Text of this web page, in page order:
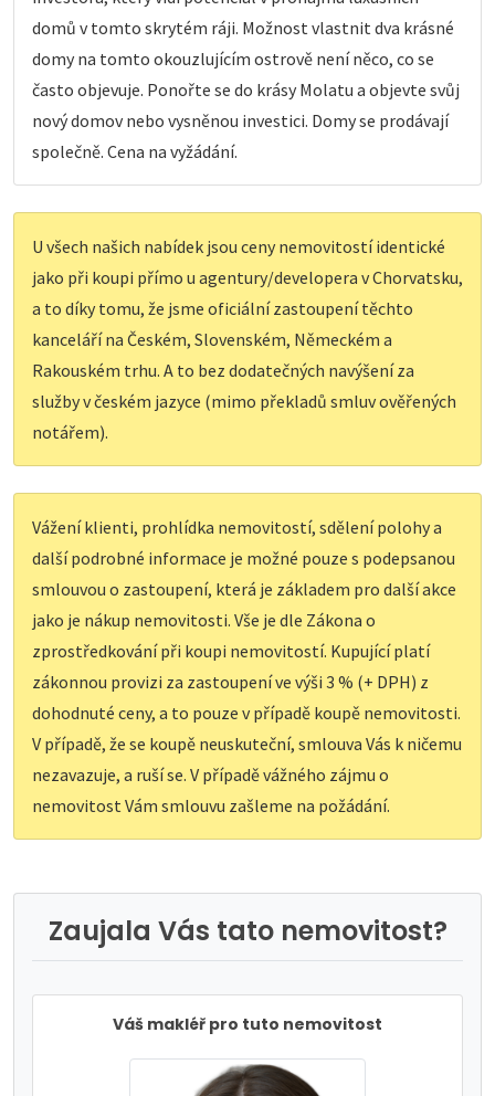
domů v tomto skrytém ráji. Možnost vlastnit dva krásné
domy na tomto okouzlujícím ostrově není něco, co se
často objevuje. Ponořte se do krásy Molatu a objevte svůj
nový domov nebo vysněnou investici. Domy se prodávají
společně. Cena na vyžádání.
U všech našich nabídek jsou ceny nemovitostí identické
jako při koupi přímo u agentury/developera v Chorvatsku,
a to díky tomu, že jsme oficiální zastoupení těchto
kanceláří na Českém, Slovenském, Německém a
Rakouském trhu. A to bez dodatečných navýšení za
služby v českém jazyce (mimo překladů smluv ověřených
notářem).
Vážení klienti, prohlídka nemovitostí, sdělení polohy a
další podrobné informace je možné pouze s podepsanou
smlouvou o zastoupení, která je základem pro další akce
jako je nákup nemovitosti. Vše je dle Zákona o
zprostředkování při koupi nemovitostí. Kupující platí
zákonnou provizi za zastoupení ve výši 3 % (+ DPH) z
dohodnuté ceny, a to pouze v případě koupě nemovitosti.
V případě, že se koupě neuskuteční, smlouva Vás k ničemu
nezavazuje, a ruší se. V případě vážného zájmu o
nemovitost Vám smlouvu zašleme na požádání.
Zaujala Vás tato nemovitost?
Váš makléř pro tuto nemovitost